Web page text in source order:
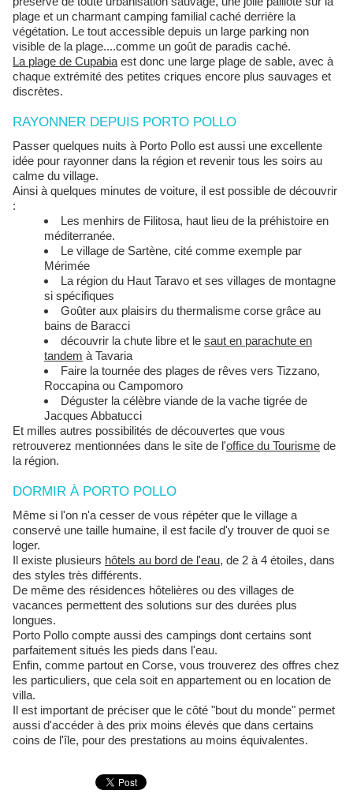
plage et un charmant camping familial caché derrière la
végétation. Le tout accessible depuis un large parking non
visible de la plage....comme un goût de paradis caché.
La plage de Cupabia est donc une large plage de sable, avec à
chaque extrémité des petites criques encore plus sauvages et
discrètes.
RAYONNER DEPUIS PORTO POLLO
Passer quelques nuits à Porto Pollo est aussi une excellente
idée pour rayonner dans la région et revenir tous les soirs au
calme du village.
Ainsi à quelques minutes de voiture, il est possible de découvrir
:
Les menhirs de Filitosa, haut lieu de la préhistoire en
méditerranée.
Le village de Sartène, cité comme exemple par
Mérimée
La région du Haut Taravo et ses villages de montagne
si spécifiques
Goûter aux plaisirs du thermalisme corse grâce au
bains de Baracci
découvrir la chute libre et le saut en parachute en
tandem à Tavaria
Faire la tournée des plages de rêves vers Tizzano,
Roccapina ou Campomoro
Déguster la célèbre viande de la vache tigrée de
Jacques Abbatucci
Et milles autres possibilités de découvertes que vous
retrouverez mentionnées dans le site de l'office du Tourisme de
la région.
DORMIR À PORTO POLLO
Même si l'on n'a cesser de vous répéter que le village a
conservé une taille humaine, il est facile d'y trouver de quoi se
loger.
Il existe plusieurs hôtels au bord de l'eau, de 2 à 4 étoiles, dans
des styles très différents.
De même des résidences hôtelières ou des villages de
vacances permettent des solutions sur des durées plus
longues.
Porto Pollo compte aussi des campings dont certains sont
parfaitement situés les pieds dans l'eau.
Enfin, comme partout en Corse, vous trouverez des offres chez
les particuliers, que cela soit en appartement ou en location de
villa.
Il est important de préciser que le côté "bout du monde" permet
aussi d'accéder à des prix moins élevés que dans certains
coins de l'île, pour des prestations au moins équivalentes.